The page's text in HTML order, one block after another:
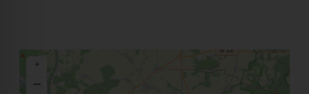
+
−